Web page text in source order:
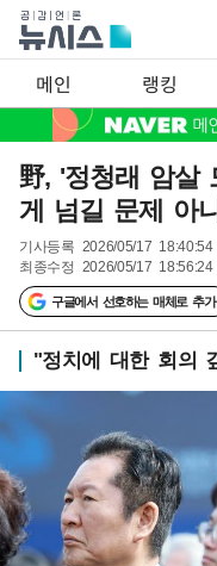
메인 랭킹
野, '정청래 암살
게 넘길 문제 아
기사등록 2026/05/17 18:40:54
최종수정 2026/05/17 18:56:24
구글에서 선호하는 매체로 추가
"정치에 대한 회의